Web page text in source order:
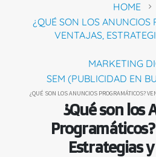
HOME
¿QUÉ SON LOS ANUNCIOS
VENTAJAS,
MARKETING
SEM (PUBLICIDAD EN
¿QUÉ SON LOS ANUNCIOS PROGRAMÁTICOS?
¿Qué son los
Estrategias